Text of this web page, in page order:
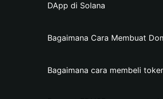
DApp di Solana
Bagaimana Cara Membuat
Bagaimana cara membeli